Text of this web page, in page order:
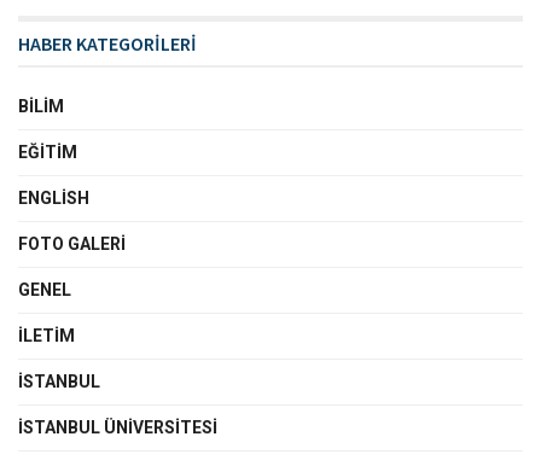
HABER KATEGORİLERİ
BILIM
EĞITIM
ENGLISH
FOTO GALERI
GENEL
İLETIM
İSTANBUL
İSTANBUL ÜNIVERSITESI